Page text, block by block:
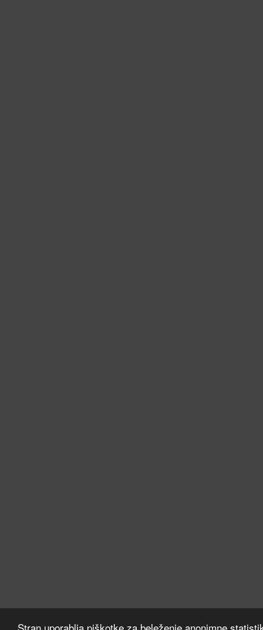
Stran uporablja piškotke za beleženje anonimne